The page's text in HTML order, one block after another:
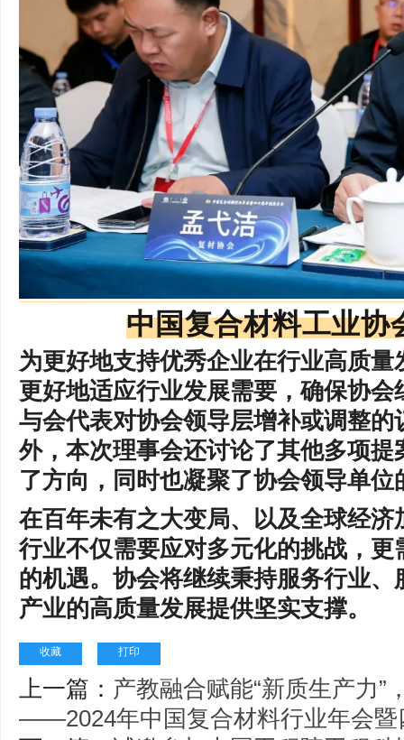
中国复合材料工业协
为更好地支持优秀企业在行业高质
更好地适应行业发展需要，确保协
与会代表对协会领导层增补或调整
外，本次理事会还讨论了其他多项
了方向，同时也凝聚了协会领导单位
在百年未有之大变局、以及全球经
行业不仅需要应对多元化的挑战，
的机遇。协会将继续秉持服务行业
产业的高质量发展提供坚实支撑。
收藏 打印
上一篇： 产教融合赋能“新质生产力”
——2024年中国复合材料行业年会暨